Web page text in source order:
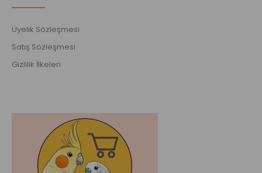
Üyelik Sözleşmesi
Satış Sözleşmesi
Gizlilik İlkeleri